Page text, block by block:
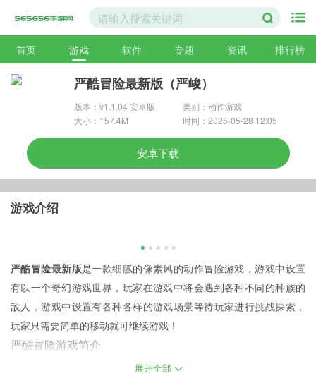
首页 游戏 软件 专题 资讯 排行榜
严酷冒险最新版（严峻）
版本：v1.1.04 安卓版
类别：动作游戏
大小：157.4M
时间：2025-05-28 12:05
安卓下载
游戏介绍
严酷冒险最新版是一款细腻的像素风的动作冒险游戏，游戏中设置
有以一个奇幻游戏世界，玩家在游戏中将会遇到各种不同的种族的
敌人，游戏中设置有各种各样的游戏场景等待玩家进行挑战探索，
玩家只需要简单的移动就可继续游戏！
严酷冒险游戏简介
《严酷冒险 Draconian》是款具有复古像素艺术图形的动作平台游
展开全部